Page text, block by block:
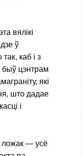
вялікі
ў
каб і з
быў цэнтрам
які
што дадае
і
ложак — усё